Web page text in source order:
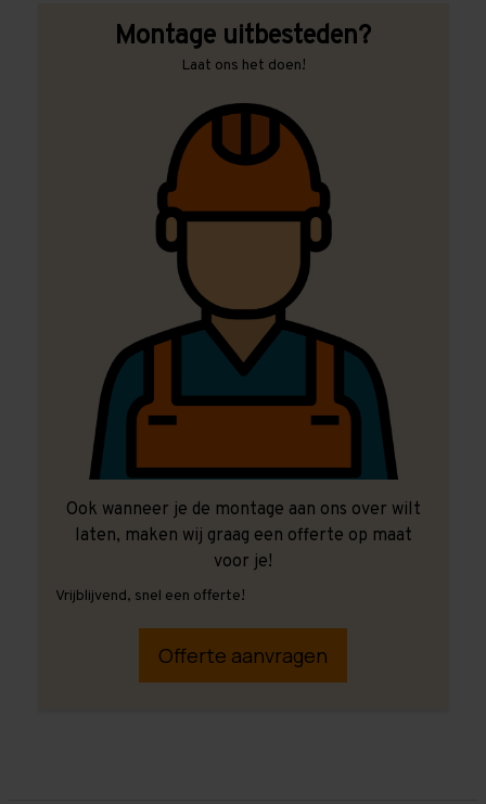
Montage uitbesteden?
Laat ons het doen!
Ook wanneer je de montage aan ons over wilt
laten, maken wij graag een offerte op maat
voor je!
Vrijblijvend, snel een offerte!
Offerte aanvragen